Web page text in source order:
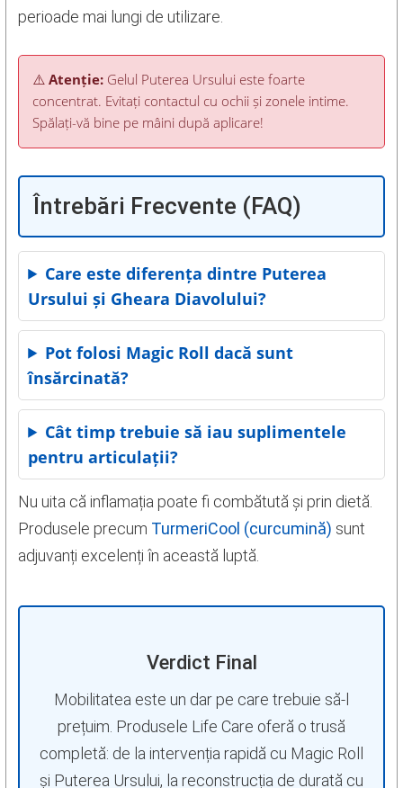
perioade mai lungi de utilizare.
⚠️Atenție: Gelul Puterea Ursului este foarte
concentrat. Evitați contactul cu ochii și zonele intime.
Spălați-vă bine pe mâini după aplicare!
Întrebări Frecvente (FAQ)
Care este diferența dintre Puterea
Ursului și Gheara Diavolului?
Pot folosi Magic Roll dacă sunt
însărcinată?
Cât timp trebuie să iau suplimentele
pentru articulații?
Nu uita că inflamația poate fi combătută și prin dietă.
Produsele precum TurmeriCool (curcumină) sunt
adjuvanți excelenți în această luptă.
Verdict Final
Mobilitatea este un dar pe care trebuie să-l
prețuim. Produsele Life Care oferă o trusă
completă: de la intervenția rapidă cu Magic Roll
și Puterea Ursului, la reconstrucția de durată cu